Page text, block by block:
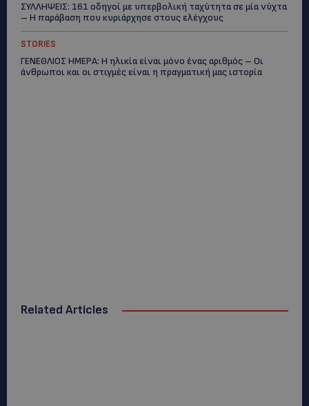
ΣΥΛΛΗΨΕΙΣ: 161 οδηγοί με υπερβολική ταχύτητα σε μία νύχτα
– Η παράβαση που κυριάρχησε στους ελέγχους
STORIES
ΓΕΝΕΘΛΙΟΣ ΗΜΕΡΑ: Η ηλικία είναι μόνο ένας αριθμός – Οι
άνθρωποι και οι στιγμές είναι η πραγματική μας ιστορία
Related Articles